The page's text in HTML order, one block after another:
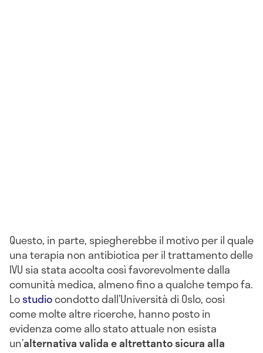
Questo, in parte, spiegherebbe il motivo per il quale
una terapia non antibiotica per il trattamento delle
IVU sia stata accolta così favorevolmente dalla
comunità medica, almeno fino a qualche tempo fa.
Lostudiocondotto dall’Università di Oslo, così
come molte altre ricerche, hanno posto in
evidenza come allo stato attuale non esista
un’alternativa valida e altrettanto sicura alla